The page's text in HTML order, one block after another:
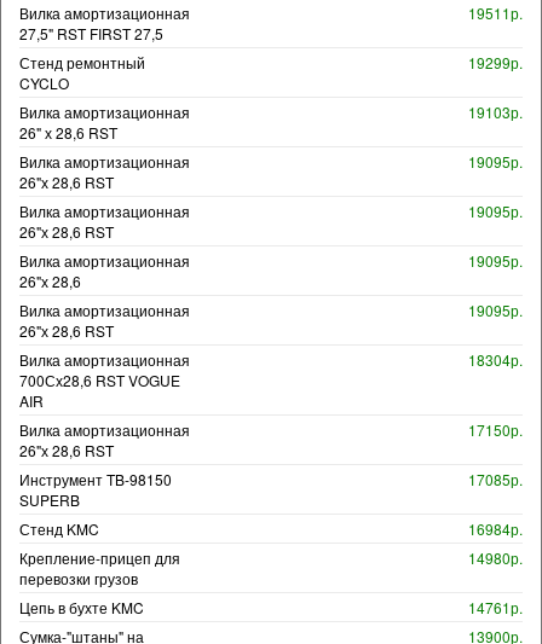
Вилка амортизационная
27,5" RST FIRST 27,5
19511р.
Стенд ремонтный
CYCLO
19299р.
Вилка амортизационная
26" х 28,6 RST
19103р.
Вилка амортизационная
26"х 28,6 RST
19095р.
Вилка амортизационная
26"х 28,6 RST
19095р.
Вилка амортизационная
26"х 28,6
19095р.
Вилка амортизационная
26"х 28,6 RST
19095р.
Вилка амортизационная
700Сх28,6 RST VOGUE
AIR
18304р.
Вилка амортизационная
26"х 28,6 RST
17150р.
Инструмент TB-98150
SUPERB
17085р.
Стенд KMC
16984р.
Крепление-прицеп для
перевозки грузов
14980р.
Цепь в бухте KMC
14761р.
Сумка-"штаны" на
13900р.